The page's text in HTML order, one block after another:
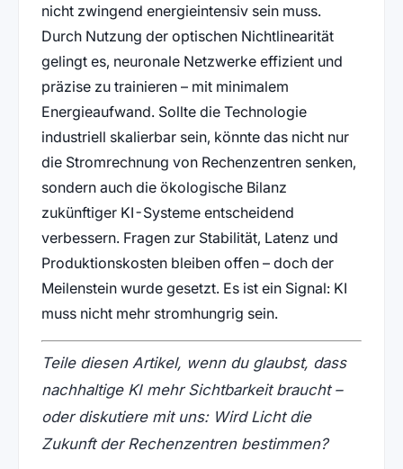
nicht zwingend energieintensiv sein muss.
Durch Nutzung der optischen Nichtlinearität
gelingt es, neuronale Netzwerke effizient und
präzise zu trainieren – mit minimalem
Energieaufwand. Sollte die Technologie
industriell skalierbar sein, könnte das nicht nur
die Stromrechnung von Rechenzentren senken,
sondern auch die ökologische Bilanz
zukünftiger KI-Systeme entscheidend
verbessern. Fragen zur Stabilität, Latenz und
Produktionskosten bleiben offen – doch der
Meilenstein wurde gesetzt. Es ist ein Signal: KI
muss nicht mehr stromhungrig sein.
Teile diesen Artikel, wenn du glaubst, dass
nachhaltige KI mehr Sichtbarkeit braucht –
oder diskutiere mit uns: Wird Licht die
Zukunft der Rechenzentren bestimmen?